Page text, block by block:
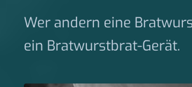
Wer andern eine
ein Bratwurstbrat-Gerät.